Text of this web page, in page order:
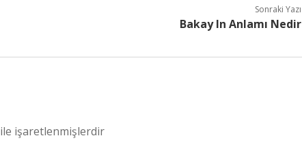
Sonraki Yazı
Bakay In Anlamı Nedir
ile işaretlenmişlerdir